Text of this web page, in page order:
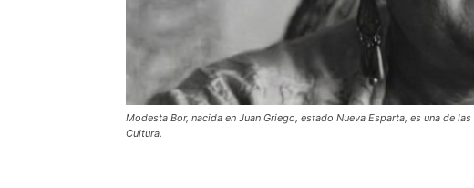
Modesta Bor, nacida en Juan Griego, estado Nueva Esparta, es una de
Cultura.